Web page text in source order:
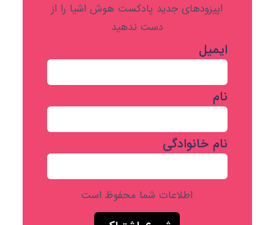
اپیزودهای جدید پادکست هوش اشیا را از
دست ندهید
ایمیل
نام
نام خانوادگی
اطلاعات شما محفوظ است